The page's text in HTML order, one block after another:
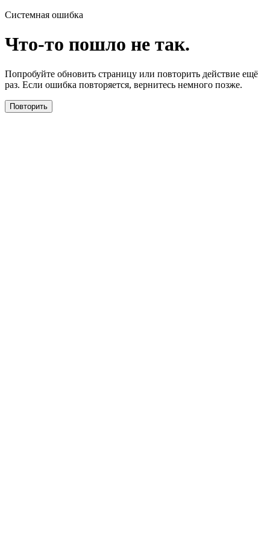
Системная ошибка
Что-то пошло не так.
Попробуйте обновить страницу или повторить действие ещё
раз. Если ошибка повторяется, вернитесь немного позже.
Повторить